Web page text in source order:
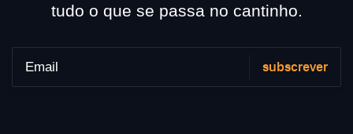
tudo o que se passa no cantinho.